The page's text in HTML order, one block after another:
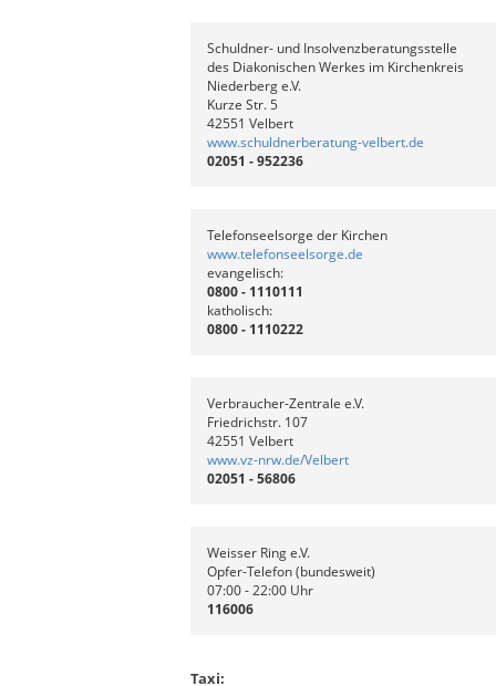
Schuldner- und Insolvenzberatungsstelle
des Diakonischen Werkes im Kirchenkreis
Niederberg e.V.
Kurze Str. 5
42551 Velbert
www.schuldnerberatung-velbert.de
02051 - 952236
Telefonseelsorge der Kirchen
www.telefonseelsorge.de
evangelisch:
0800 - 1110111
katholisch:
0800 - 1110222
Verbraucher-Zentrale e.V.
Friedrichstr. 107
42551 Velbert
www.vz-nrw.de/Velbert
02051 - 56806
Weisser Ring e.V.
Opfer-Telefon (bundesweit)
07:00 - 22:00 Uhr
116006
Taxi: